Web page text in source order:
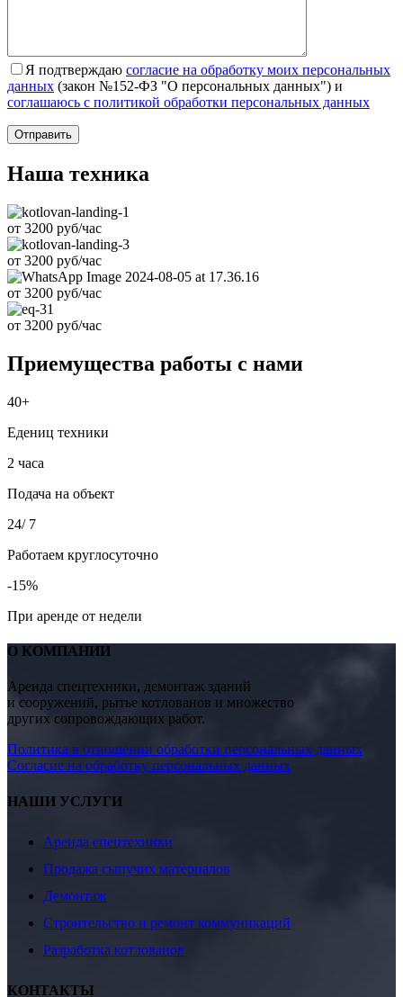
Я подтверждаю согласие на обработку моих персональных
данных (закон №152-ФЗ "О персональных данных") и
соглашаюсь с политикой обработки персональных данных
Наша техника
от 3200 руб/час
от 3200 руб/час
от 3200 руб/час
от 3200 руб/час
Приемущества работы с нами
40+
Едениц техники
2 часа
Подача на объект
24/ 7
Работаем круглосуточно
-15%
При аренде от недели
О КОМПАНИИ
Аренда спецтехники, демонтаж зданий
и сооружений, рытье котлованов и множество
других сопровождающих работ.
Политика в отношении обработки персональных данных
Согласие на обработку персональных данных
НАШИ УСЛУГИ
Аренда спецтехники
Продажа сыпучих материалов
Демонтаж
Строительство и ремонт коммуникаций
Разработка котлованов
КОНТАКТЫ